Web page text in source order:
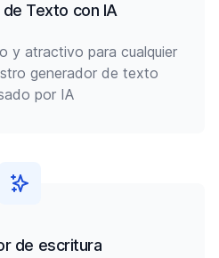
Texto con IA
y atractivo para cualquier
generador de texto
por IA
de escritura